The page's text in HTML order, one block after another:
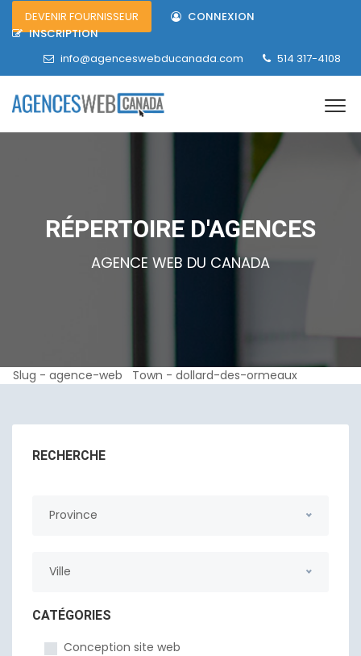
DEVENIR FOURNISSEUR
CONNEXION
INSCRIPTION
info@agenceswebducanada.com
514 317-4108
RÉPERTOIRE D'AGENCES
AGENCE WEB DU CANADA
Slug - agence-web Town - dollard-des-ormeaux
RECHERCHE
Province
Ville
CATÉGORIES
Conception site web